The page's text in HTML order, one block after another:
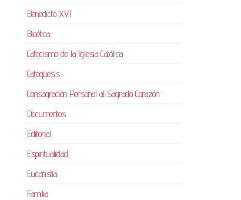
Benedicto XVI
Bioética
Catecismo de la Iglesia Católica
Catequesis
Consagración Personal al Sagrado Corazón
Documentos
Editorial
Espiritualidad
Eucaristía
Familia